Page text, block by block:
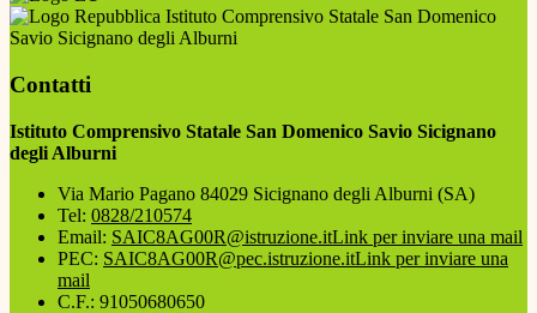
Istituto Comprensivo Statale San Domenico
Savio Sicignano degli Alburni
Contatti
Istituto Comprensivo Statale San Domenico Savio Sicignano
degli Alburni
Via Mario Pagano 84029 Sicignano degli Alburni (SA)
Tel: 0828/210574
Email: SAIC8AG00R@istruzione.itLink per inviare una mail
PEC: SAIC8AG00R@pec.istruzione.itLink per inviare una
mail
C.F.: 91050680650